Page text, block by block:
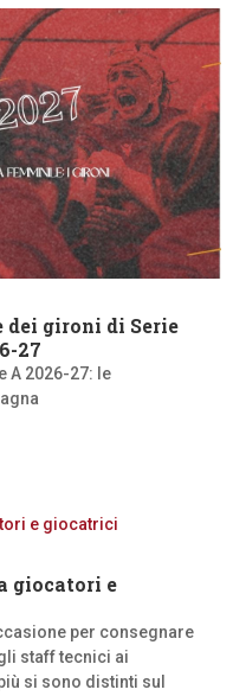
dei gironi di Serie
27
A 2026-27: le
giocatori e
per consegnare
staff tecnici ai
si sono distinti sul